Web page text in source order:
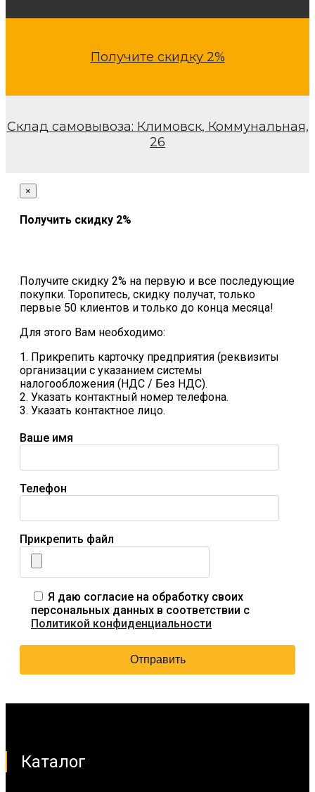
Получите скидку 2%
Склад самовывоза: Климовск, Коммунальная,
26
×
Получить скидку 2%
Получите скидку 2% на первую и все последующие
покупки. Торопитесь, скидку получат, только
первые 50 клиентов и только до конца месяца!
Для этого Вам необходимо:
1. Прикрепить карточку предприятия (реквизиты
организации с указанием системы
налогообложения (НДС / Без НДС).
2. Указать контактный номер телефона.
3. Указать контактное лицо.
Ваше имя
Телефон
Прикрепить файл
Я даю согласие на обработку своих
персональных данных в соответствии с
Политикой конфиденциальности
Каталог